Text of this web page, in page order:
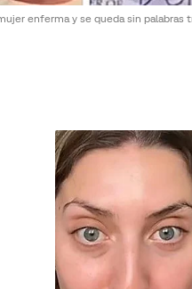
enferma y se queda sin